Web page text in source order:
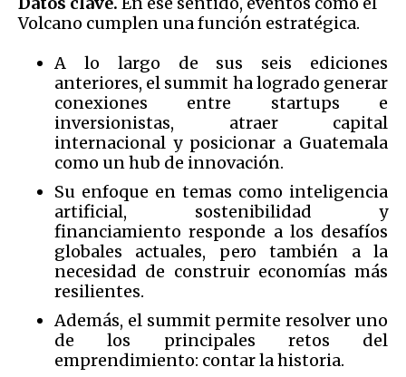
Volcano cumplen una función estratégica.
A lo largo de sus seis ediciones
anteriores, el summit ha logrado generar
conexiones entre startups e
inversionistas, atraer capital
internacional y posicionar a Guatemala
como un hub de innovación.
Su enfoque en temas como inteligencia
artificial, sostenibilidad y
financiamiento responde a los desafíos
globales actuales, pero también a la
necesidad de construir economías más
resilientes.
Además, el summit permite resolver uno
de los principales retos del
emprendimiento: contar la historia.